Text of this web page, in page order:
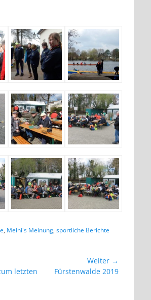
, Meini's Meinung, sportliche Berichte
letzten
Weiter →
NächsterFürstenwalde 2019